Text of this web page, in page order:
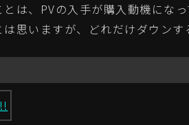
は、PVの入手が購入動機にな
思いますが、どれだけダウンす